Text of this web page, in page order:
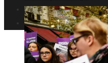
Responsabilidad social
Cultura y ocio